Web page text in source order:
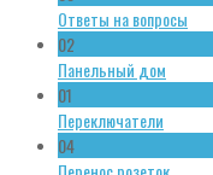
Ответы на вопросы
02
Панельный дом
01
Переключатели
04